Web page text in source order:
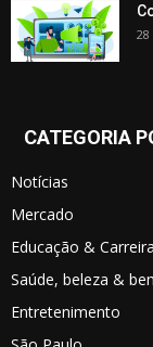
CATEGORIA
Notícias
Mercado
Educação &
Saúde, beleza &
Entretenimento